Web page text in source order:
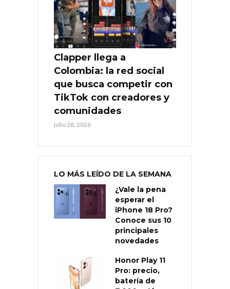
Clapper llega a
Colombia: la red social
que busca competir con
TikTok con creadores y
comunidades
julio 28, 2026
LO MÁS LEÍDO DE LA SEMANA
¿Vale la pena
esperar el
iPhone 18 Pro?
Conoce sus 10
principales
novedades
Honor Play 11
Pro: precio,
batería de